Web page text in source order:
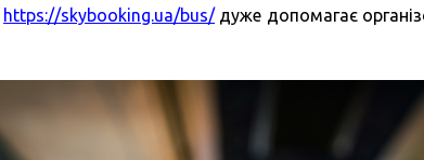
https://skybooking.ua/bus/дуже допомагає